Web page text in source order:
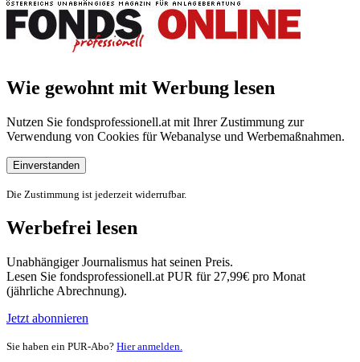
Wie gewohnt mit Werbung lesen
Nutzen Sie fondsprofessionell.at mit Ihrer Zustimmung zur
Verwendung von Cookies für Webanalyse und Werbemaßnahmen.
Einverstanden
Die Zustimmung ist jederzeit widerrufbar.
Werbefrei lesen
Unabhängiger Journalismus hat seinen Preis.
Lesen Sie fondsprofessionell.at PUR für 27,99€ pro Monat
(jährliche Abrechnung).
Jetzt abonnieren
Sie haben ein PUR-Abo? Hier anmelden.